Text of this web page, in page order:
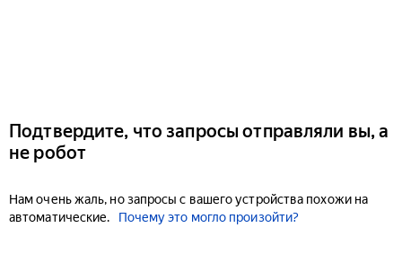
Подтвердите, что запросы отправляли вы, а
не робот
Нам очень жаль, но запросы с вашего устройства похожи на
автоматические.
Почему это могло произойти?